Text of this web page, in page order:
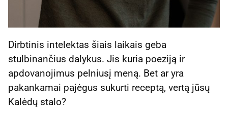
Dirbtinis intelektas šiais laikais geba
stulbinančius dalykus. Jis kuria poeziją ir
apdovanojimus pelniusį meną. Bet ar yra
pakankamai pajėgus sukurti receptą, vertą jūsų
Kalėdų stalo?